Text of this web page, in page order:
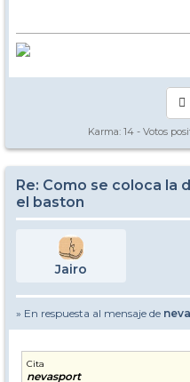
Karma: 14 - Votos
Re: Como se coloca la
el baston
Jairo
» En respuesta al mensaje de
Cita
nevasport